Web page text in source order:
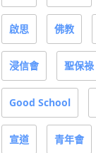
啟思 佛教
浸信會 聖保祿
Good School
宣道 青年會